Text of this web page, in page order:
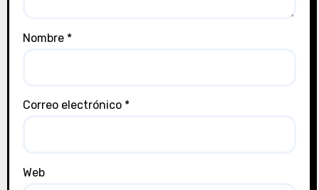
Nombre *
Correo electrónico *
Web